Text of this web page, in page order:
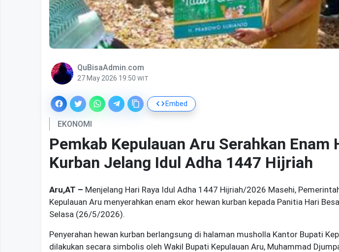
QuBisaAdmin.com
27 May 2026 19:50 WIT
Embed
EKONOMI
Pemkab Kepulauan Aru Serahkan Enam
Kurban Jelang Idul Adha 1447 Hijriah
Aru,AT – Menjelang Hari Raya Idul Adha 1447 Hijriah/2026 Masehi,
Kepulauan Aru menyerahkan enam ekor hewan kurban kepada Panitia Hari
Selasa (26/5/2026).
Penyerahan hewan kurban berlangsung di halaman musholla Kantor Bupati
dilakukan secara simbolis oleh Wakil Bupati Kepulauan Aru, Muhammad